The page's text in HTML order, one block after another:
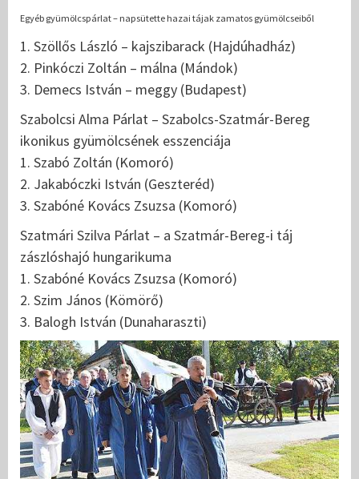
Egyéb gyümölcspárlat – napsütette hazai tájak zamatos gyümölcseiből
1. Szöllős László – kajszibarack (Hajdúhadház)
2. Pinkóczi Zoltán – málna (Mándok)
3. Demecs István – meggy (Budapest)
Szabolcsi Alma Párlat – Szabolcs-Szatmár-Bereg
ikonikus gyümölcsének esszenciája
1. Szabó Zoltán (Komoró)
2. Jakabóczki István (Geszteréd)
3. Szabóné Kovács Zsuzsa (Komoró)
Szatmári Szilva Párlat – a Szatmár-Bereg-i táj
zászlóshajó hungarikuma
1. Szabóné Kovács Zsuzsa (Komoró)
2. Szim János (Kömörő)
3. Balogh István (Dunaharaszti)